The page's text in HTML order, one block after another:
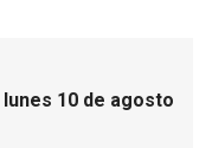
10 de agosto